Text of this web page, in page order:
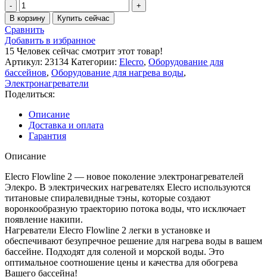
Количество
товара
Электронагреватель
Elecro
Flowline
2
Titan
15кВт
380В
В корзину Купить сейчас
Сравнить
Добавить в избранное
15 Человек сейчас смотрит этот товар!
Артикул: 23134 Категории: Elecro, Оборудование для
бассейнов, Оборудование для нагрева воды,
Электронагреватели
Поделиться:
Описание
Доставка и оплата
Гарантия
Описание
Elecro Flowline 2 — новое поколение электронагревателей
Элекро. В электрических нагревателях Elecro используются
титановые спиралевидные тэны, которые создают
воронкообразную траекторию потока воды, что исключает
появление накипи.
Нагреватели Elecro Flowline 2 легки в установке и
обеспечивают безупречное решение для нагрева воды в вашем
бассейне. Подходят для соленой и морской воды. Это
оптимальное соотношение цены и качества для обогрева
Вашего бассейна!